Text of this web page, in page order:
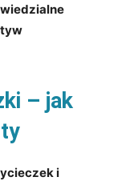
– jak
i